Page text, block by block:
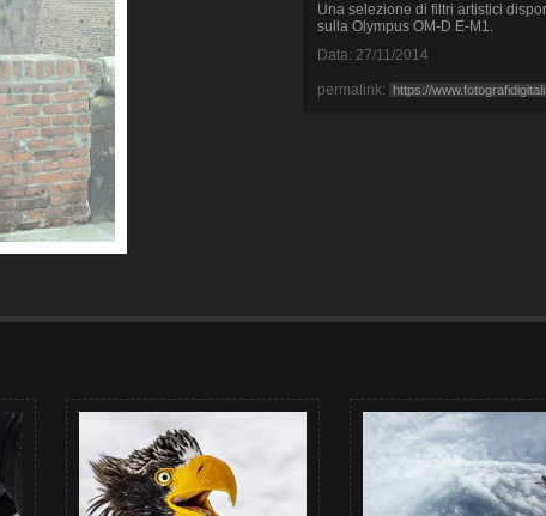
Una selezione di filtri artistici
sulla Olympus OM-D E-M1.
Data: 27/11/2014
permalink: